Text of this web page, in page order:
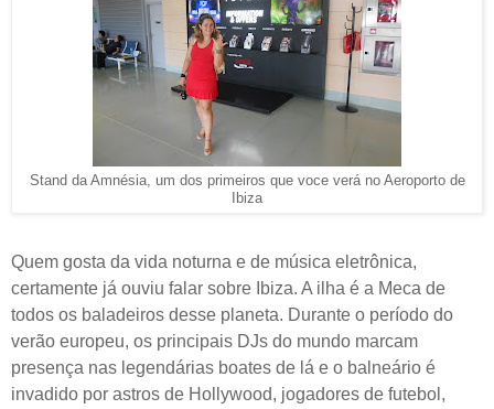
Stand da Amnésia, um dos primeiros que voce verá no Aeroporto de
Ibiza
Quem gosta da vida noturna e de música eletrônica,
certamente já ouviu falar sobre Ibiza. A ilha é a Meca de
todos os baladeiros desse planeta. Durante o período do
verão europeu, os principais DJs do mundo marcam
presença nas legendárias boates de lá e o balneário é
invadido por astros de Hollywood, jogadores de futebol,